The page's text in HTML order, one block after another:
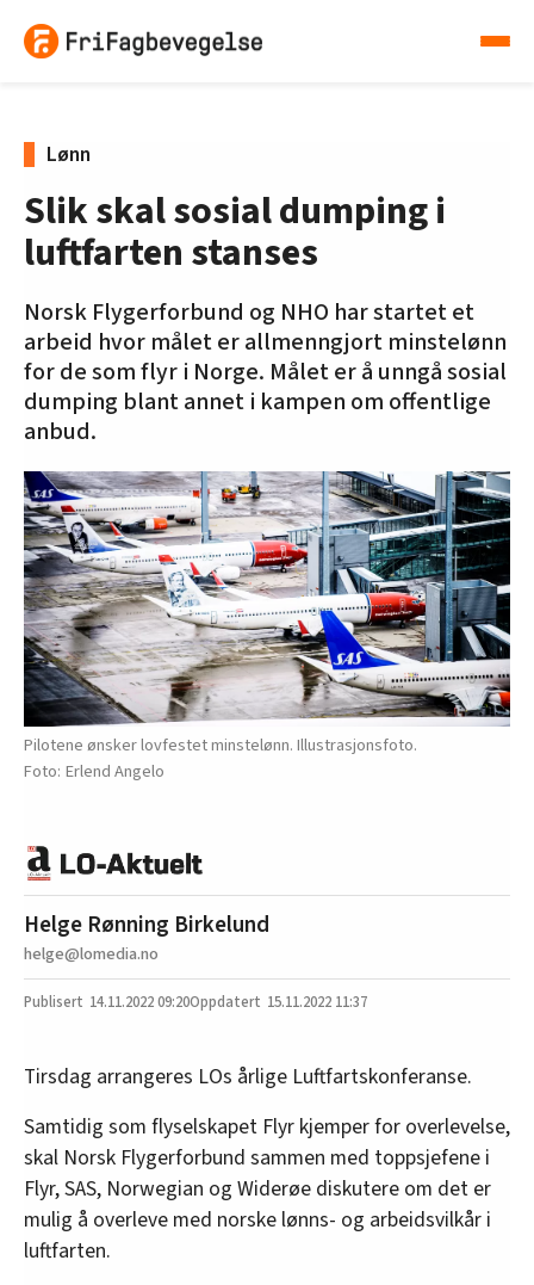
Lønn
Slik skal sosial dumping i
luftfarten stanses
Norsk Flygerforbund og NHO har startet et
arbeid hvor målet er allmenngjort minstelønn
for de som flyr i Norge. Målet er å unngå sosial
dumping blant annet i kampen om offentlige
anbud.
Pilotene ønsker lovfestet minstelønn. Illustrasjonsfoto.
Erlend Angelo
Helge Rønning Birkelund
helge@lomedia.no
14.11.202209:20 15.11.2022 11:37
Tirsdag arrangeres LOs årlige Luftfartskonferanse.
Samtidig som flyselskapet Flyr kjemper for overlevelse,
skal Norsk Flygerforbund sammen med toppsjefene i
Flyr, SAS, Norwegian og Widerøe diskutere om det er
mulig å overleve med norske lønns- og arbeidsvilkår i
luftfarten.